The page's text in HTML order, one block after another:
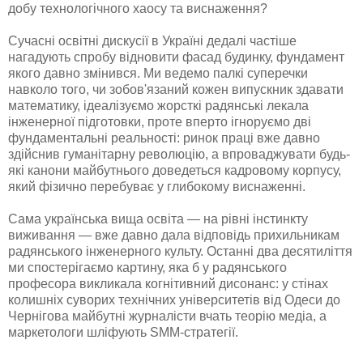
добу технологічного хаосу та виснаження?
Сучасні освітні дискусії в Україні дедалі частіше
нагадують спробу відновити фасад будинку, фундамент
якого давно змінився. Ми ведемо палкі суперечки
навколо того, чи зобов'язаний кожен випускник здавати
математику, ідеалізуємо жорсткі радянські лекала
інженерної підготовки, проте вперто ігноруємо дві
фундаментальні реальності: ринок праці вже давно
здійснив гуманітарну революцію, а впроваджувати будь-
які канони майбутнього доведеться кадровому корпусу,
який фізично перебуває у глибокому виснаженні.
Сама українська вища освіта — на рівні інстинкту
виживання — вже давно дала відповідь прихильникам
радянського інженерного культу. Останні два десятиліття
ми спостерігаємо картину, яка б у радянського
професора викликала когнітивний дисонанс: у стінах
колишніх суворих технічних університетів від Одеси до
Чернігова майбутні журналісти вчать теорію медіа, а
маркетологи шліфують SMM-стратегії.